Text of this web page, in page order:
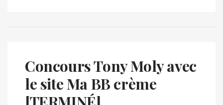
Concours Tony Moly avec
le site Ma BB crème